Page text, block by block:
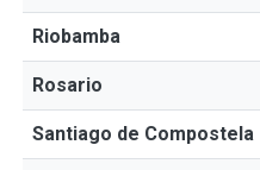
Riobamba
Rosario
Santiago de Compostela